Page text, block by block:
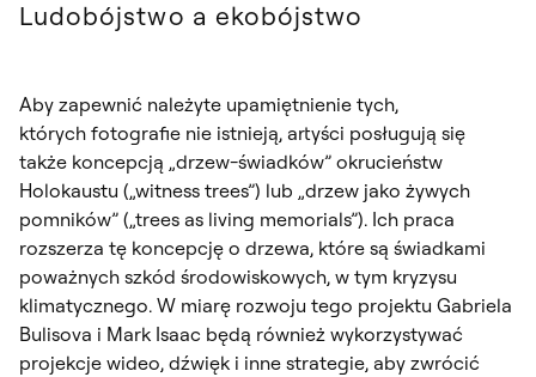
Ludobójstwo a ekobójstwo
Aby zapewnić należyte upamiętnienie tych,
których fotografie nie istnieją, artyści posługują się
także koncepcją „drzew-świadków” okrucieństw
Holokaustu („witness trees”) lub „drzew jako żywych
pomników” („trees as living memorials”). Ich praca
rozszerza tę koncepcję o drzewa, które są świadkami
poważnych szkód środowiskowych, w tym kryzysu
klimatycznego. W miarę rozwoju tego projektu Gabriela
Bulisova i Mark Isaac będą również wykorzystywać
projekcje wideo, dźwięk i inne strategie, aby zwrócić